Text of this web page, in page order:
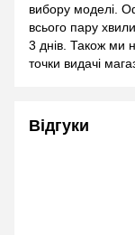
вибору моделі.
всього пару
3 днів. Також ми
точки видачі
Відгуки